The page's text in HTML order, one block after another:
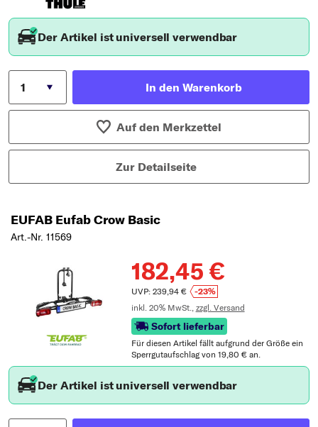
Der Artikel ist universell verwendbar
In den Warenkorb
Auf den Merkzettel
Zur Detailseite
EUFAB Eufab Crow Basic
Art.-Nr. 11569
182,45 €
UVP: 239,94 €
-23%
inkl. 20% MwSt., zzgl. Versand
Sofort lieferbar
Für diesen Artikel fällt aufgrund der Größe ein
Sperrgutaufschlag von 19,80 € an.
Der Artikel ist universell verwendbar